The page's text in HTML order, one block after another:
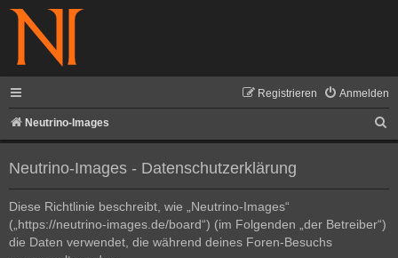
Anmelden
Registrieren
Neutrino-Images
u
Neutrino-Images - Datenschutzerklärung
Diese Richtlinie beschreibt, wie „Neutrino-Images“
(„https://neutrino-images.de/board“) (im Folgenden „der Betreiber“)
die Daten verwendet, die während deines Foren-Besuchs